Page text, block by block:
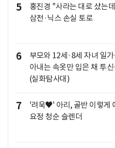
5
홍진경 "사라는 대로 샀는
삼전·닉스 손실 토로
6
부모와 12세·8세 자녀 일
아내는 속옷만 입은 채 투
(실화탐사대)
7
'려욱♥' 아리, 골반 이렇게
요정 청순 슬렌더